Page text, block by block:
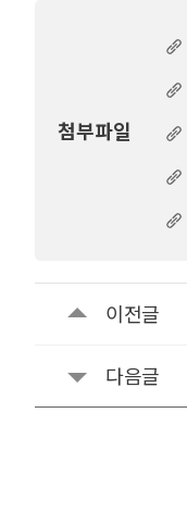
첨부파일
이전글
다음글